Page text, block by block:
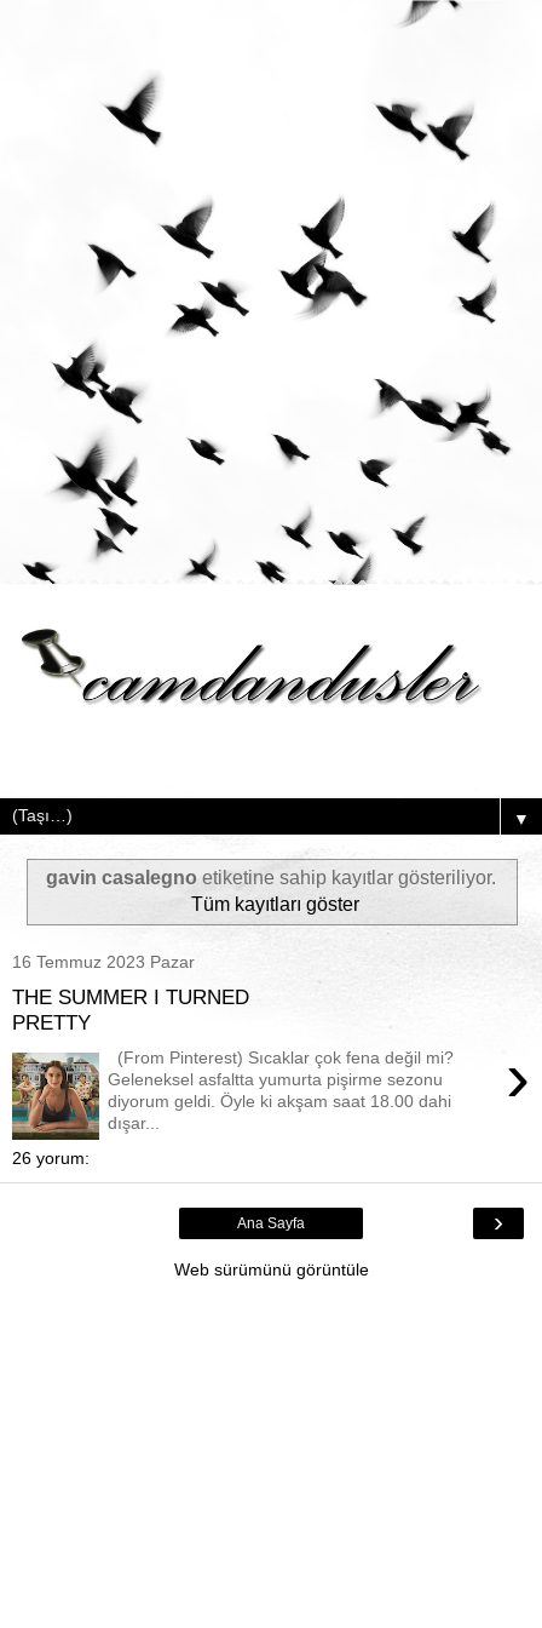
▼
gavin casalegno etiketine sahip kayıtlar gösteriliyor.
Tüm kayıtları göster
16 Temmuz 2023 Pazar
THE SUMMER I TURNED
PRETTY
›
(From Pinterest) Sıcaklar çok fena değil mi?
Geleneksel asfaltta yumurta pişirme sezonu
diyorum geldi. Öyle ki akşam saat 18.00 dahi
dışar...
26 yorum:
›
Ana Sayfa
Web sürümünü görüntüle